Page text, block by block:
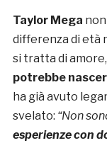
Taylor Mega
differenza di età
si tratta di
potrebbe
ha già avuto
svelato: “Non
esperienze con